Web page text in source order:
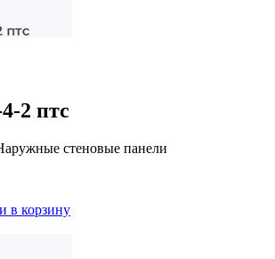
2 птс
стеновые панели
в корзину